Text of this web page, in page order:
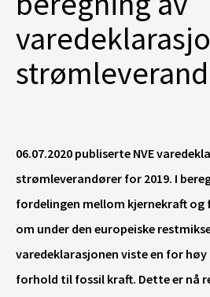
06.07.2020 publiserte NVE
strømleverandører for 2019. I
fordelingen mellom kjernekraft
om under den europeiske
varedeklarasjonen viste en for
forhold til fossil kraft. Dette er nå